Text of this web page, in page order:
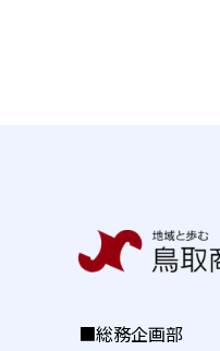
■総務企画部